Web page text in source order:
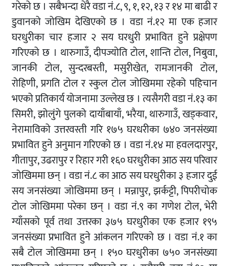
गरेको छ । सबैभन्दा धेरै वडा नं.८, ९, १, १२, १३ र १४ मा बाढी र
डुवानको जोखिम देखिएको छ । वडा नं.१२ मा एक हजार
घरधुरीका चार हजार २ सय घरधुरी प्रभावित हुने प्रक्षेपण
गरिएको छ । थारुगाउँ, दीपज्योति टोल, शान्ति टोल, निबुवा,
जानकी टोल, सुन्दरबस्ती, मसुरीखेत, रामजानकी टोल,
रोहिणी, प्रगति टोल र स्कुल टोल जोखिममा रहेको पहिचान
भएको प्रतिकार्य योजनामा उल्लेख छ । त्यसैगरी वडा नं.१३ का
सिमरी, झोलुंगे पुलको दायाँबायाँ, भरैया, थारुगाउँ, खड्कवार,
नेरामाविको उत्तरवस्ती गरि १७५ घरधरीका ७४० जनसंख्या
प्रभावित हुने अनुमान गरिएको छ । वडा नं.१४ मा हवलदारपुर,
गीतापुर, उढरापुर र रिहार गरी १६० घरधुरीका आठ सय परिवार
जोखिममा छन् । वडा नं.८ का आठ सय घरधुरीका ३ हजार दुई
सय जनसंख्या जोखिममा छन् । मन्नापुर, झर्कट्टी, पिपरीचोक
टोल जोखिममा परेका छन् । वडा नं.९ का गणेश टोल, भेरी
ग्याँसको पूर्व तथा उत्तरका ३७५ घरधुरीका एक हजार १९५
जनसंख्या प्रभावित हुने आंकलन गरिएको छ । वडा नं.१ का
सबै टोल जोखिममा छन् । १५० घरधुरीका ७५० जनसंख्या